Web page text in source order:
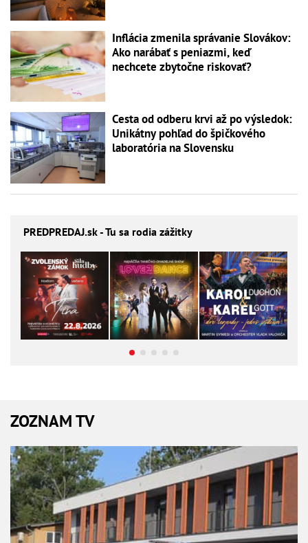
Inflácia zmenila správanie Slovákov:
Ako narábať s peniazmi, keď
nechcete zbytočne riskovať?
Cesta od odberu krvi až po výsledok:
Unikátny pohľad do špičkového
laboratória na Slovensku
PREDPREDAJ.sk - Tu sa rodia zážitky
ZOZNAM TV